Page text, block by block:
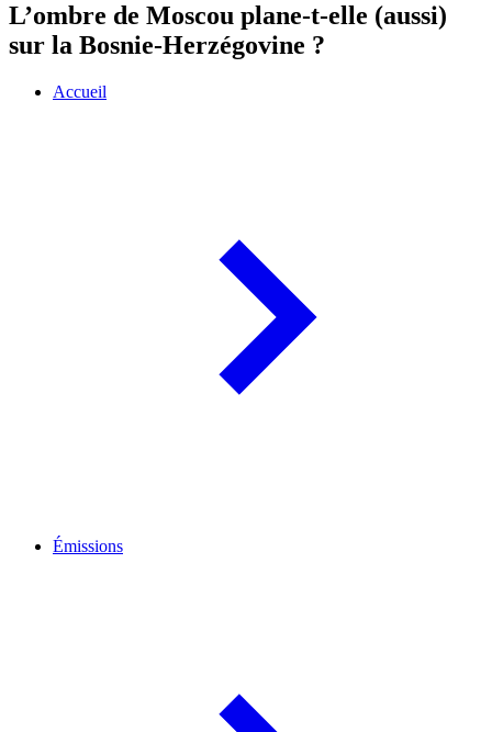
L’ombre de Moscou plane-t-elle (aussi)
sur la Bosnie-Herzégovine ?
Accueil
Émissions